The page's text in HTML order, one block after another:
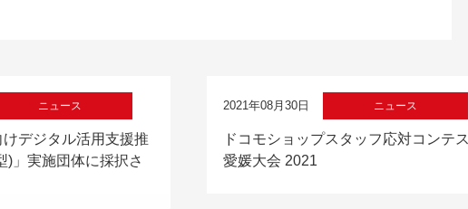
ニュース
デジタル活用支援推
)」実施団体に採択さ
2021年08月30日 ニュース
ドコモショップスタッフ応対コンテ
愛媛大会 2021